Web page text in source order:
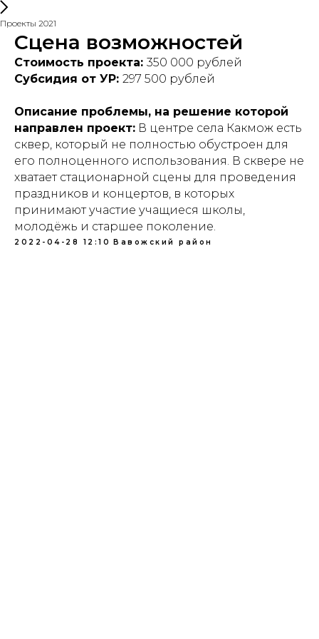
Проекты 2021
Сцена возможностей
Стоимость проекта: 350 000 рублей
Субсидия от УР: 297 500 рублей
Описание проблемы, на решение которой
направлен проект: В центре села Какмож есть
сквер, который не полностью обустроен для
его полноценного использования. В сквере не
хватает стационарной сцены для проведения
праздников и концертов, в которых
принимают участие учащиеся школы,
молодёжь и старшее поколение.
2022-04-28 12:10 Вавожский район